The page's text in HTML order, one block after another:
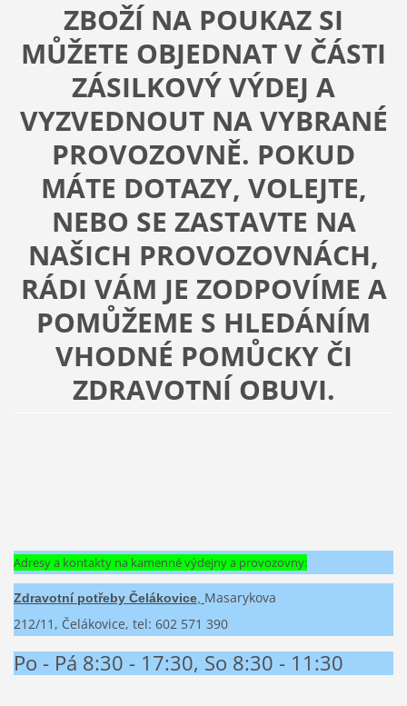
ZBOŽÍ NA POUKAZ SI
MŮŽETE OBJEDNAT V ČÁSTI
ZÁSILKOVÝ VÝDEJ A
VYZVEDNOUT NA VYBRANÉ
PROVOZOVNĚ. POKUD
MÁTE DOTAZY, VOLEJTE,
NEBO SE ZASTAVTE NA
NAŠICH PROVOZOVNÁCH,
RÁDI VÁM JE ZODPOVÍME A
POMŮŽEME S HLEDÁNÍM
VHODNÉ POMŮCKY ČI
ZDRAVOTNÍ OBUVI.
Adresy a kontakty na kamenné výdejny a provozovny:
Zdravotní potřeby Čelákovice, Masarykova
212/11, Čelákovice, tel: 602 571 390
Po - Pá 8:30 - 17:30, So 8:30 - 11:30